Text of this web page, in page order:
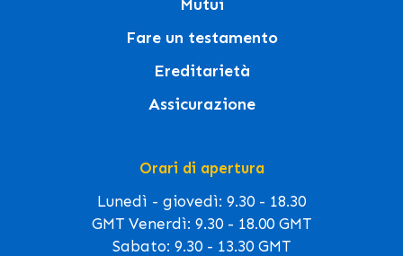
Mutui
Fare un testamento
Ereditarietà
Assicurazione
Orari di apertura
Lunedì - giovedì: 9.30 - 18.30
GMT Venerdì: 9.30 - 18.00 GMT
Sabato: 9.30 - 13.30 GMT